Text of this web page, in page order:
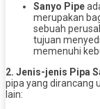
Sanyo Pipe
merupakan
sebuah
tujuan
memenuhi
2. Jenis-jenis Pipa
pipa yang dirancang
lain: